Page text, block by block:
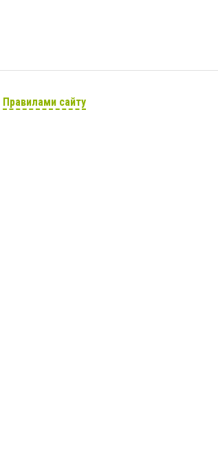
Правилами сайту